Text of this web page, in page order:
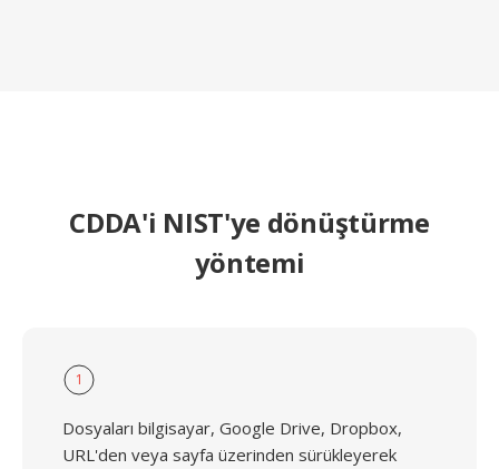
CDDA'i NIST'ye dönüştürme
yöntemi
1
Dosyaları bilgisayar, Google Drive, Dropbox,
URL'den veya sayfa üzerinden sürükleyerek